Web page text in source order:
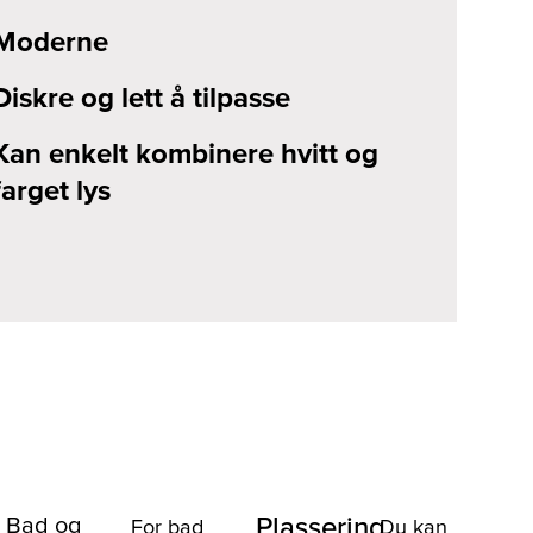
og lett å tilpasse
enkelt kombinere hvitt og
lys
Bad og
For bad
PlasseringDu kan